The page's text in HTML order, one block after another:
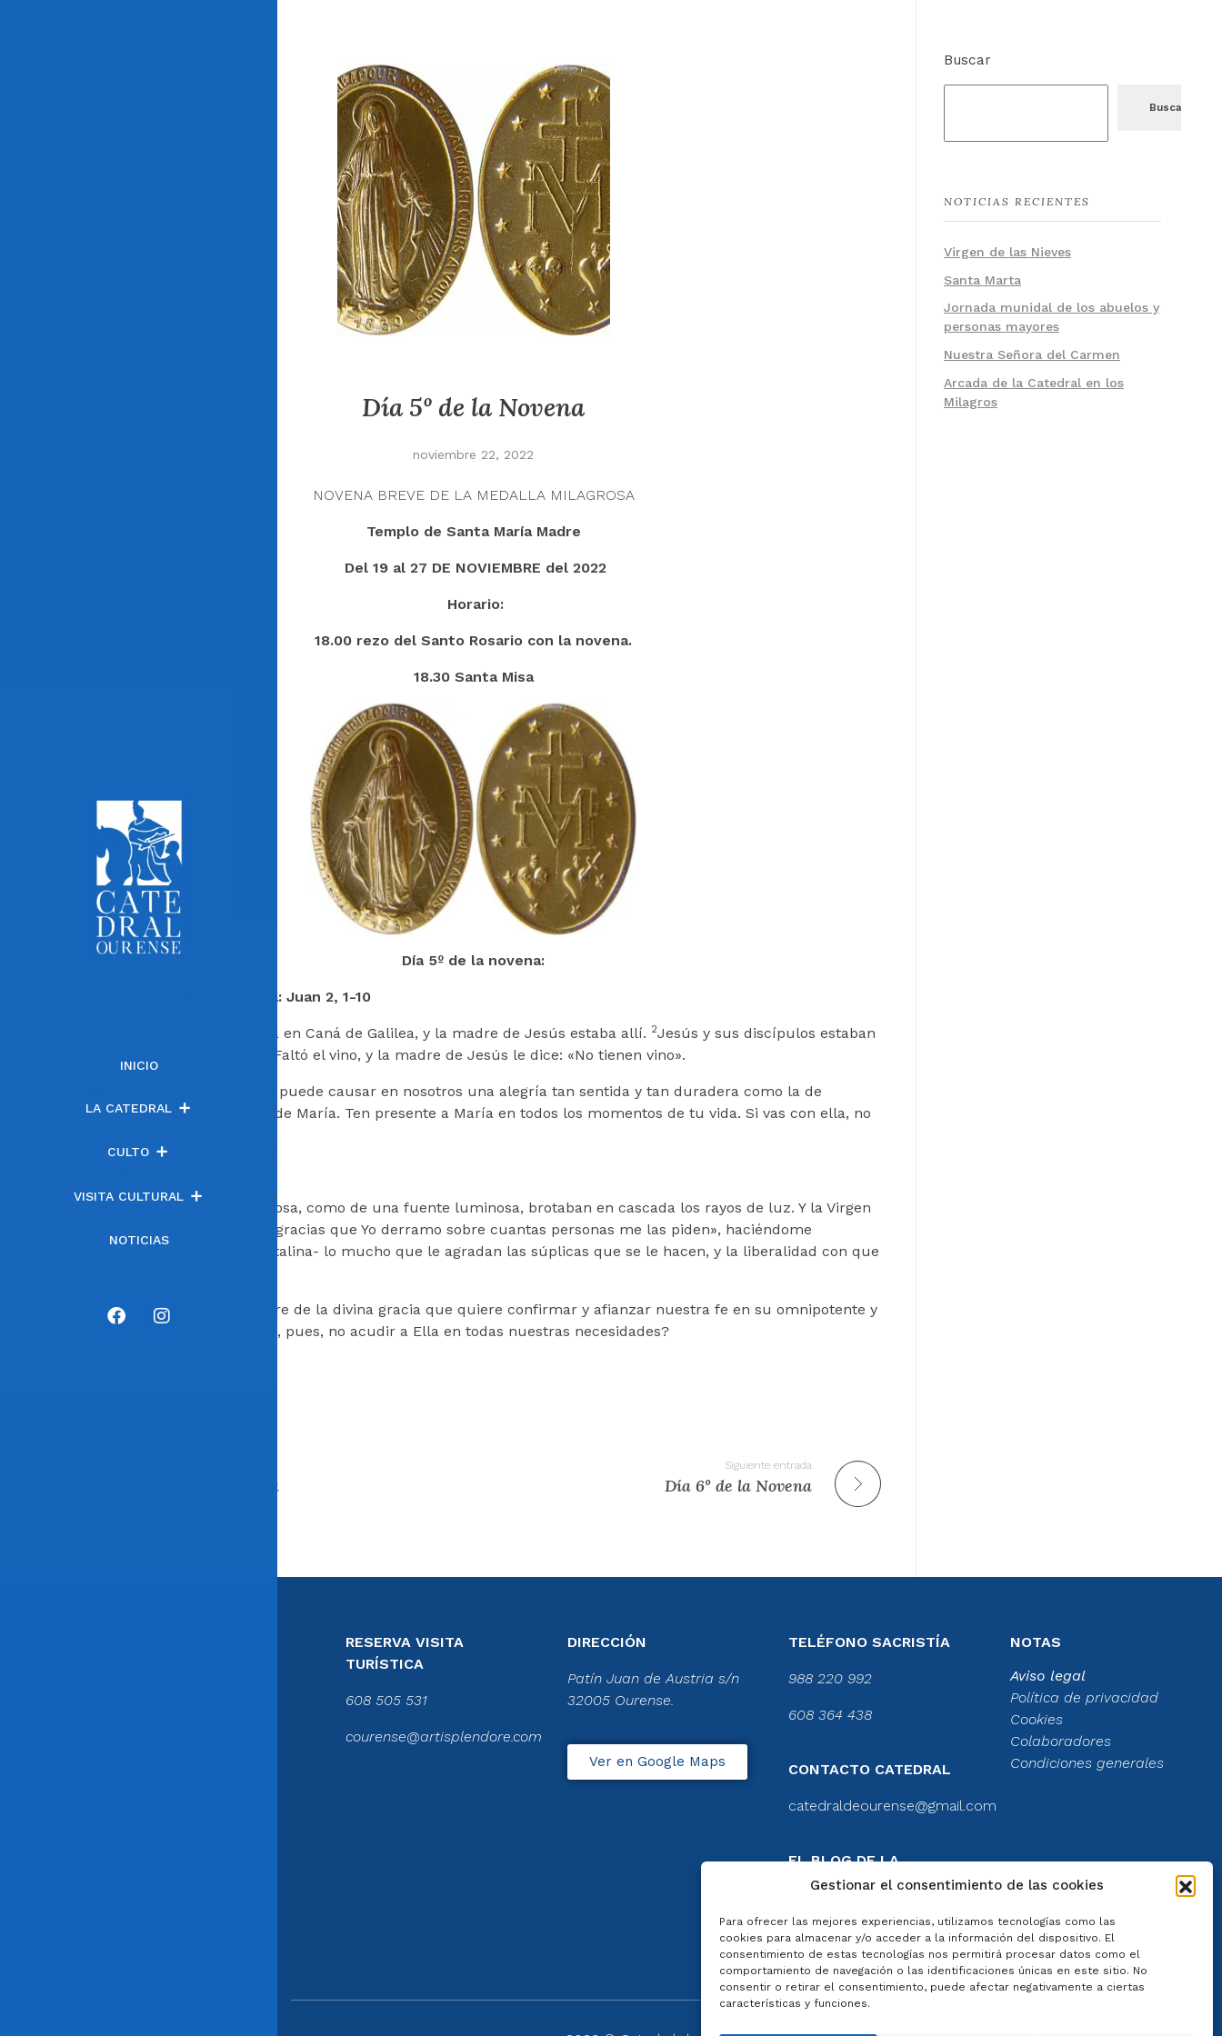
Gestionar el consentimiento de las cookies
Para ofrecer las mejores experiencias, utilizamos tecnologías como las
cookies para almacenar y/o acceder a la información del dispositivo. El
consentimiento de estas tecnologías nos permitirá procesar datos como el
comportamiento de navegación o las identificaciones únicas en este sitio. No
consentir o retirar el consentimiento, puede afectar negativamente a ciertas
características y funciones.
INICIO
LA CATEDRAL
CULTO
VISITA CULTURAL
NOTICIAS
Día 5º de la Novena
noviembre 22, 2022
NOVENA BREVE DE LA MEDALLA MILAGROSA
Templo de Santa María Madre
Del 19 al 27 DE NOVIEMBRE del 2022
Horario:
18.00 rezo del Santo Rosario con la novena.
18.30 Santa Misa
Día 5º de la novena:
Lectura bíblica del quinto día: Juan 2, 1-10
A los tres días había una boda en Caná de Galilea, y la madre de Jesús estaba allí. 2Jesús y sus discípulos estaban
Faltó el vino, y la madre de Jesús le dice: «No tienen vino».
Ninguna realidad puede causar en nosotros una alegría tan sentida y tan duradera como la de
sabernos hijos de Dios e hijos de María. Ten presente a María en todos los momentos de tu vida. Si vas con ella, no
De las manos de María Milagrosa, como de una fuente luminosa, brotaban en cascada los rayos de luz. Y la Virgen
explicó: «Es el símbolo de las gracias que Yo derramo sobre cuantas personas me las piden», haciéndome
comprender -añade Santa Catalina- lo mucho que le agradan las súplicas que se le hacen, y la liberalidad con que
La Virgen Milagrosa es la Madre de la divina gracia que quiere confirmar y afianzar nuestra fe en su omnipotente y
universal mediación. ¿Por qué, pues, no acudir a Ella en todas nuestras necesidades?
Día 4º de la novena
Siguiente entrada
Día 6º de la Novena
Buscar
Buscar
NOTICIAS RECIENTES
Virgen de las Nieves
Santa Marta
Jornada munidal de los abuelos y
personas mayores
Nuestra Señora del Carmen
Arcada de la Catedral en los
Milagros
RESERVA VISITA
TURÍSTICA
608 505 531
courense@artisplendore.com
DIRECCIÓN
Patín Juan de Austria s/n
32005 Ourense.
Ver en Google Maps
TELÉFONO SACRISTÍA
988 220 992
608 364 438
CONTACTO CATEDRAL
catedraldeourense@gmail.com
EL BLOG DE LA
CATEDRAL
Ver el blog
NOTAS
Aviso legal
Política de privacidad
Cookies
Colaboradores
Condiciones generales